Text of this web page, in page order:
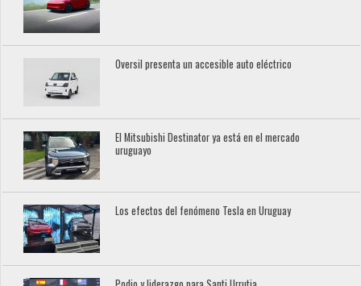
Oversil presenta un accesible auto eléctrico
El Mitsubishi Destinator ya está en el mercado
uruguayo
Los efectos del fenómeno Tesla en Uruguay